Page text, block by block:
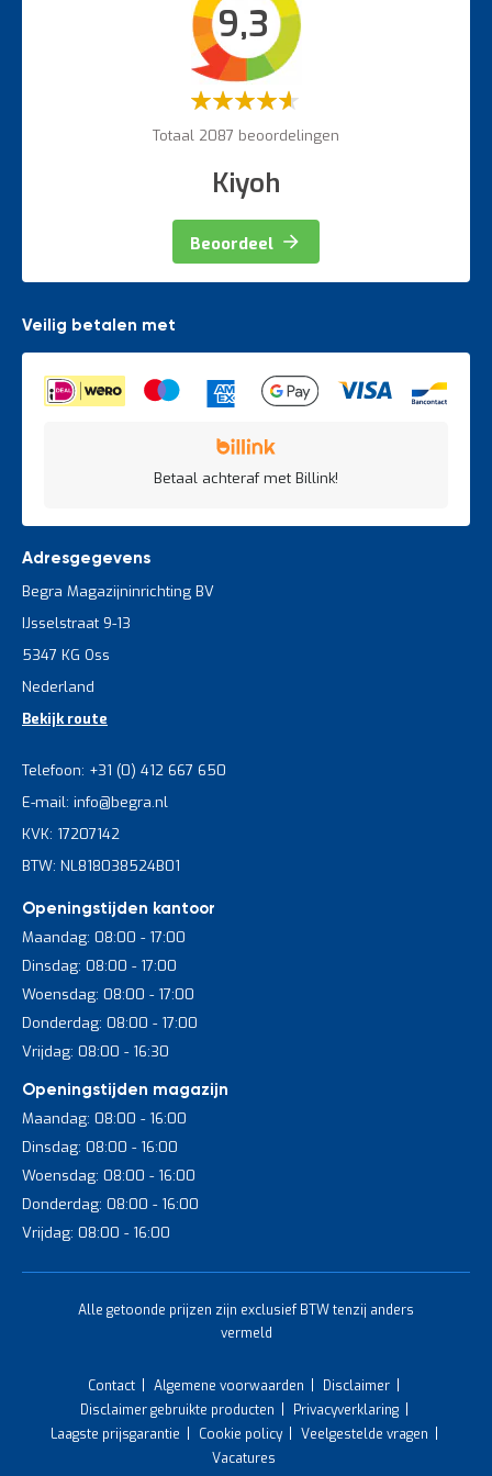
9,3
Waardering:
Totaal 2087 beoordelingen
Kiyoh
Beoordeel
Veilig betalen met
Betaal achteraf met Billink!
Adresgegevens
Begra Magazijninrichting BV
IJsselstraat 9-13
5347 KG Oss
Nederland
Bekijk route
Telefoon: +31 (0) 412 667 650
E-mail: info@begra.nl
KVK: 17207142
BTW: NL818038524B01
Openingstijden kantoor
Maandag: 08:00 - 17:00
Dinsdag: 08:00 - 17:00
Woensdag: 08:00 - 17:00
Donderdag: 08:00 - 17:00
Vrijdag: 08:00 - 16:30
Openingstijden magazijn
Maandag: 08:00 - 16:00
Dinsdag: 08:00 - 16:00
Woensdag: 08:00 - 16:00
Donderdag: 08:00 - 16:00
Vrijdag: 08:00 - 16:00
Alle getoonde prijzen zijn exclusief BTW tenzij anders
vermeld
Contact Algemene voorwaarden
Disclaimer
Disclaimer gebruikte producten
Privacyverklaring
Laagste prijsgarantie
Cookie policy
Veelgestelde vragen
Vacatures